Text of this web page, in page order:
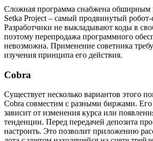
Сложная программа снабжена обширным
Setka Project – самый продвинутый робот-
Разработчики не выкладывают коды в
поэтому перепродажа программного
невозможна. Применение советника
изучения принципа его действия.
Cobra
Существует несколько вариантов этого
Cobra совместим с разными биржами.
зависит от изменения курса или
тенденции. Перед передачей депозита
настроить. Это позволит приложению